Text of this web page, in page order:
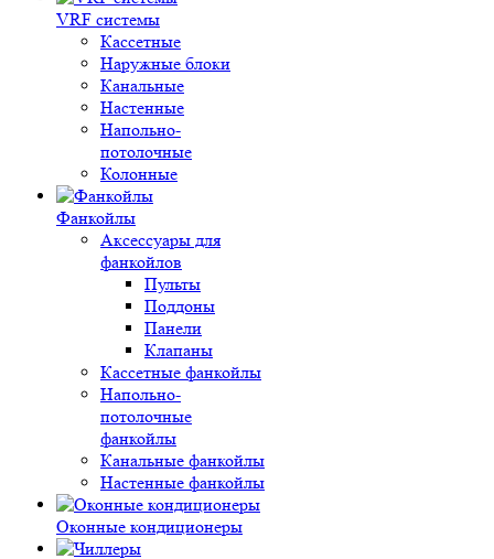
VRF системы
Кассетные
Наружные блоки
Канальные
Настенные
Напольно-
потолочные
Колонные
Фанкойлы
Аксессуары для
фанкойлов
Пульты
Поддоны
Панели
Клапаны
Кассетные фанкойлы
Напольно-
потолочные
фанкойлы
Канальные фанкойлы
Настенные фанкойлы
Оконные кондиционеры